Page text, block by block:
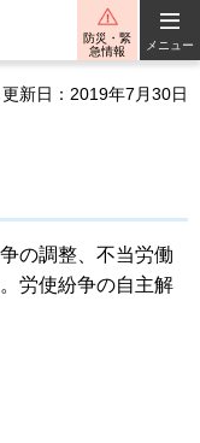
防災・緊
急情報
メニュー
更新日：2019年7月30日
の調整、不当労働
労使紛争の自主解